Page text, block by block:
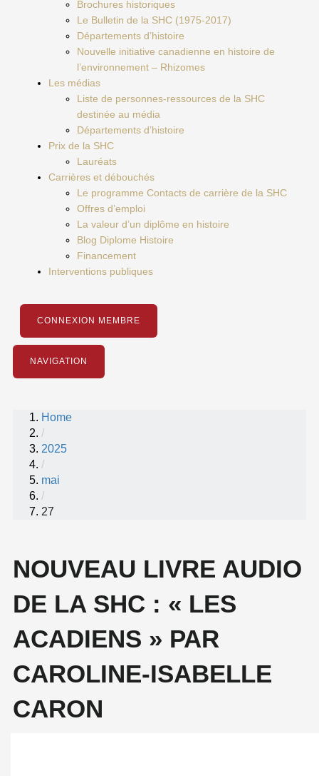
Brochures historiques
Le Bulletin de la SHC (1975-2017)
Départements d’histoire
Nouvelle initiative canadienne en histoire de
l’environnement – Rhizomes
Les médias
Liste de personnes-ressources de la SHC
destinée au média
Départements d’histoire
Prix de la SHC
Lauréats
Carrières et débouchés
Le programme Contacts de carrière de la SHC
Offres d’emploi
La valeur d’un diplôme en histoire
Blog Diplome Histoire
Financement
Interventions publiques
CONNEXION MEMBRE
NAVIGATION
Home
/
2025
/
mai
/
27
NOUVEAU LIVRE AUDIO
DE LA SHC : « LES
ACADIENS » PAR
CAROLINE-ISABELLE
CARON